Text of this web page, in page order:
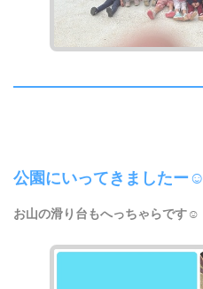
公園にいってきましたー☺︎
お山の滑り台もへっちゃらです☺︎